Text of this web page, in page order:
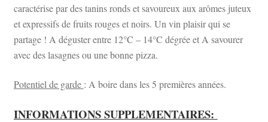
caractérise par des tanins ronds et savoureux aux arômes juteux
et expressifs de fruits rouges et noirs. Un vin plaisir qui se
partage ! A déguster entre 12°C – 14°C dégrée et A savourer
avec des lasagnes ou une bonne pizza.
Potentiel de garde : A boire dans les 5 premières années.
INFORMATIONS SUPPLEMENTAIRES: